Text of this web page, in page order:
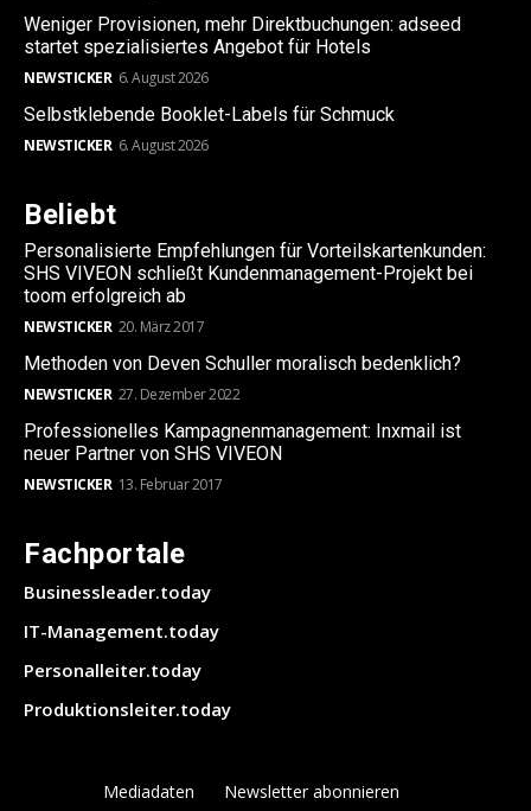
Weniger Provisionen, mehr Direktbuchungen: adseed
startet spezialisiertes Angebot für Hotels
NEWSTICKER 6. August 2026
Selbstklebende Booklet-Labels für Schmuck
NEWSTICKER 6. August 2026
Beliebt
Personalisierte Empfehlungen für Vorteilskartenkunden:
SHS VIVEON schließt Kundenmanagement-Projekt bei
toom erfolgreich ab
NEWSTICKER 20. März 2017
Methoden von Deven Schuller moralisch bedenklich?
NEWSTICKER 27. Dezember 2022
Professionelles Kampagnenmanagement: Inxmail ist
neuer Partner von SHS VIVEON
NEWSTICKER 13. Februar 2017
Fachportale
Businessleader.today
IT-Management.today
Personalleiter.today
Produktionsleiter.today
Mediadaten Newsletter abonnieren